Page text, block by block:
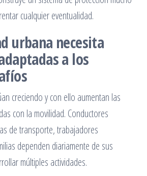
cualquier eventualidad.
urbana necesita
a los
creciendo y con ello aumentan las
con la movilidad. Conductores
de transporte, trabajadores
dependen diariamente de sus
múltiples actividades.